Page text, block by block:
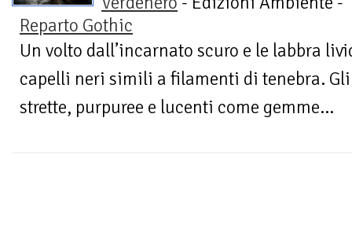
Reparto Gothic
Un volto dall’incarnato scuro e le labbra
capelli neri simili a filamenti di tenebra.
strette, purpuree e lucenti come gemme...